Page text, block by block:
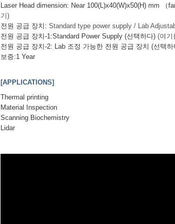
Laser Head dimension: Near 100(L)x40(W)x50(H) mm （
기)
전원 공급 장치:Standard type power supply / Lab
전원 공급 장치-1:Standard Power Supply (선택하다)(여기
전원 공급 장치-2: Lab 조정 가능한 전원 공급 장치 (선택
보증:1 Year
[APPLICATIONS]
Thermal printing
Material Inspection
Scanning Biochemistry
Lidar